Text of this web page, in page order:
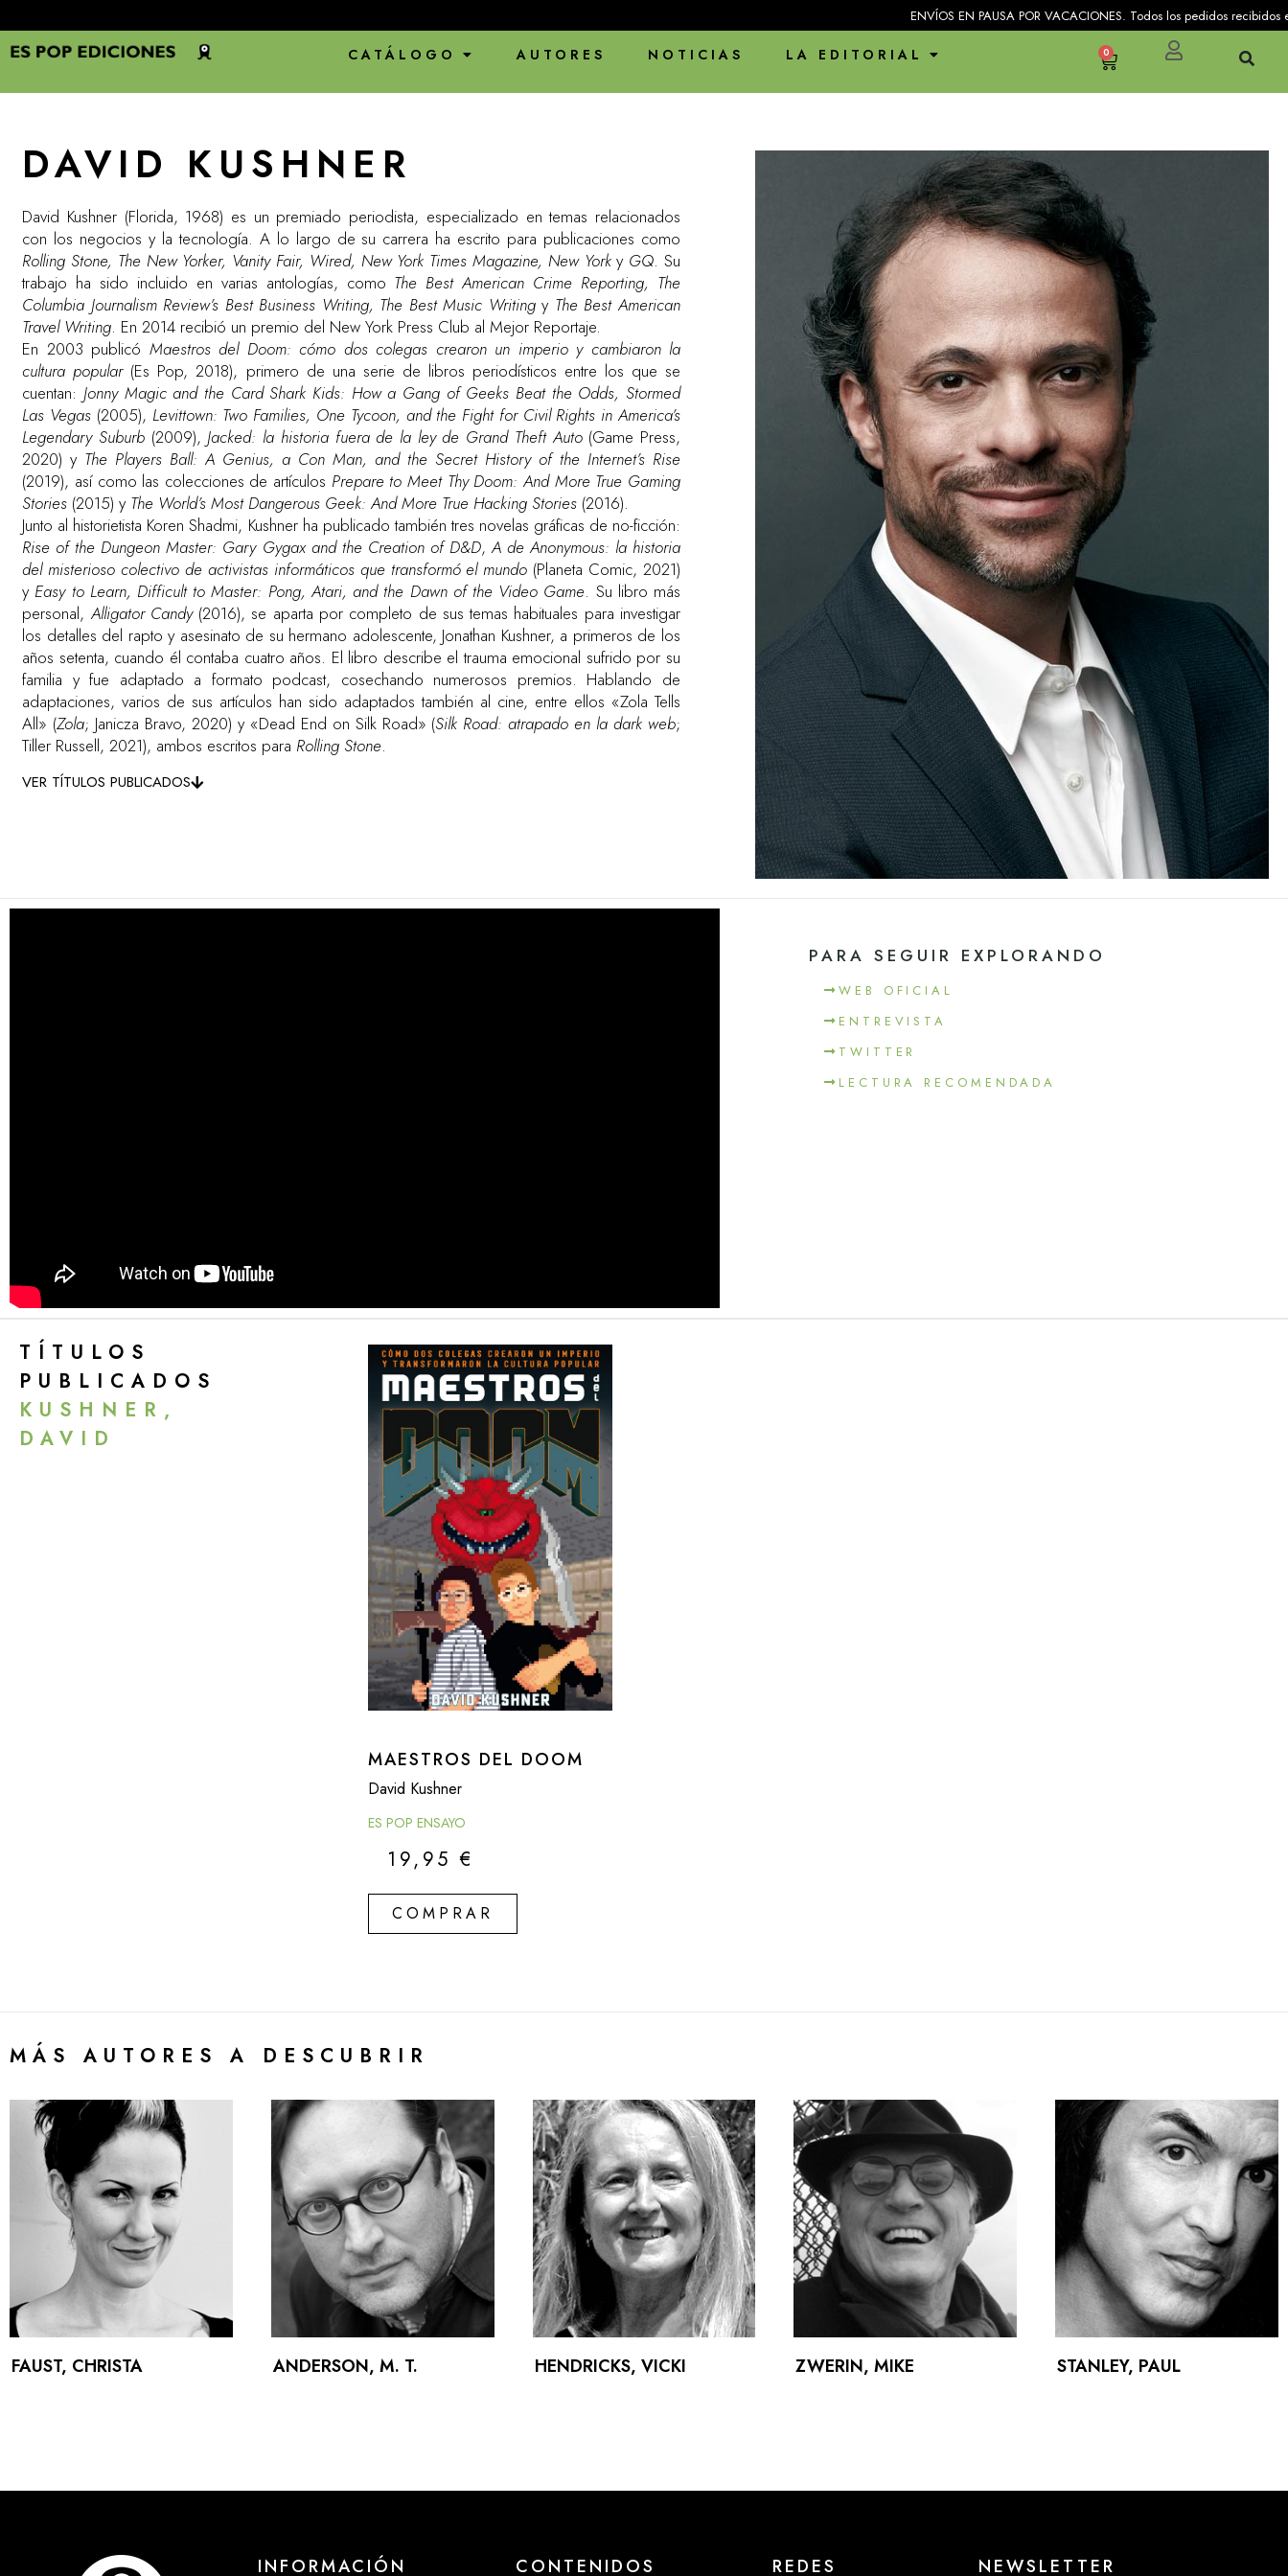
ENVÍOS EN PAUSA POR VACACIONES. Todos los pedidos recibidos
CATÁLOGO AUTORES NOTICIAS LA EDITORIAL 0
DAVID KUSHNER
David Kushner (Florida, 1968) es un premiado periodista, especializado en temas relacionados
con los negocios y la tecnología. A lo largo de su carrera ha escrito para publicaciones como
Rolling Stone, The New Yorker, Vanity Fair, Wired, New York Times Magazine, New Yorky GQ. Su
trabajo ha sido incluido en varias antologías, como The Best American Crime Reporting, The
Columbia Journalism Review’s Best Business Writing, The Best Music Writingy The Best American
Travel Writing. En 2014 recibió un premio del New York Press Club al Mejor Reportaje.
En 2003 publicó Maestros del Doom: cómo dos colegas crearon un imperio y cambiaron la
cultura popular(Es Pop, 2018), primero de una serie de libros periodísticos entre los que se
cuentan: Jonny Magic and the Card Shark Kids: How a Gang of Geeks Beat the Odds, Stormed
Las Vegas (2005), Levittown: Two Families, One Tycoon, and the Fight for Civil Rights in America’s
Legendary Suburb(2009), Jacked: la historia fuera de la ley de Grand Theft Auto(Game Press,
2020) y The Players Ball: A Genius, a Con Man, and the Secret History of the Internet’s Rise
(2019), así como las colecciones de artículos Prepare to Meet Thy Doom: And More True Gaming
Stories (2015) y The World’s Most Dangerous Geek: And More True Hacking Stories (2016).
Junto al historietista Koren Shadmi, Kushner ha publicado también tres novelas gráficas de no-ficción:
Rise of the Dungeon Master: Gary Gygax and the Creation of D&D,A de Anonymous: la historia
del misterioso colectivo de activistas informáticos que transformó el mundo (Planeta Comic, 2021)
y Easy to Learn, Difficult to Master: Pong, Atari, and the Dawn of the Video Game. Su libro más
personal,Alligator Candy(2016), se aparta por completo de sus temas habituales para investigar
los detalles del rapto y asesinato de su hermano adolescente, Jonathan Kushner, a primeros de los
años setenta, cuando él contaba cuatro años. El libro describe el trauma emocional sufrido por su
familia y fue adaptado a formato podcast, cosechando numerosos premios. Hablando de
adaptaciones, varios de sus artículos han sido adaptados también al cine, entre ellos «Zola Tells
All» (Zola; Janicza Bravo, 2020) y «Dead End on Silk Road» (Silk Road: atrapado en la dark web;
Tiller Russell, 2021), ambos escritos para Rolling Stone.
VER TÍTULOS PUBLICADOS
PARA SEGUIR EXPLORANDO
WEB OFICIAL
ENTREVISTA
TWITTER
LECTURA RECOMENDADA
TÍTULOS
PUBLICADOS
KUSHNER,
DAVID
MAESTROS DEL DOOM
David Kushner
ES POP ENSAYO
19,95€
COMPRAR
MÁS AUTORES A DESCUBRIR
FAUST, CHRISTA ANDERSON, M. T. HENDRICKS, VICKI ZWERIN, MIKE STANLEY, PAUL
INFORMACIÓN CONTENIDOS REDES NEWSLETTER